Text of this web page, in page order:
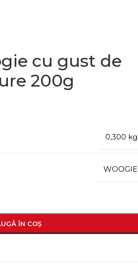
cu gust de
200g
0,300 kg
WOOGIE
ÎN COȘ